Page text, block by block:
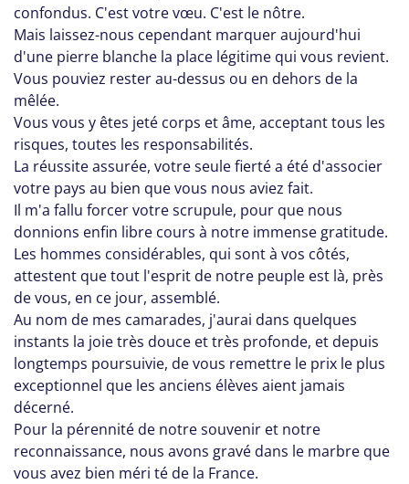
confondus. C'est votre vœu. C'est le nôtre.
Mais laissez-nous cependant marquer aujourd'hui
d'une pierre blanche la place légitime qui vous revient.
Vous pouviez rester au-dessus ou en dehors de la
mêlée.
Vous vous y êtes jeté corps et âme, acceptant tous les
risques, toutes les responsabilités.
La réussite assurée, votre seule fierté a été d'associer
votre pays au bien que vous nous aviez fait.
Il m'a fallu forcer votre scrupule, pour que nous
donnions enfin libre cours à notre immense gratitude.
Les hommes considérables, qui sont à vos côtés,
attestent que tout l'esprit de notre peuple est là, près
de vous, en ce jour, assemblé.
Au nom de mes camarades, j'aurai dans quelques
instants la joie très douce et très profonde, et depuis
longtemps poursuivie, de vous remettre le prix le plus
exceptionnel que les anciens élèves aient jamais
décerné.
Pour la pérennité de notre souvenir et notre
reconnaissance, nous avons gravé dans le marbre que
vous avez bien méri té de la France.